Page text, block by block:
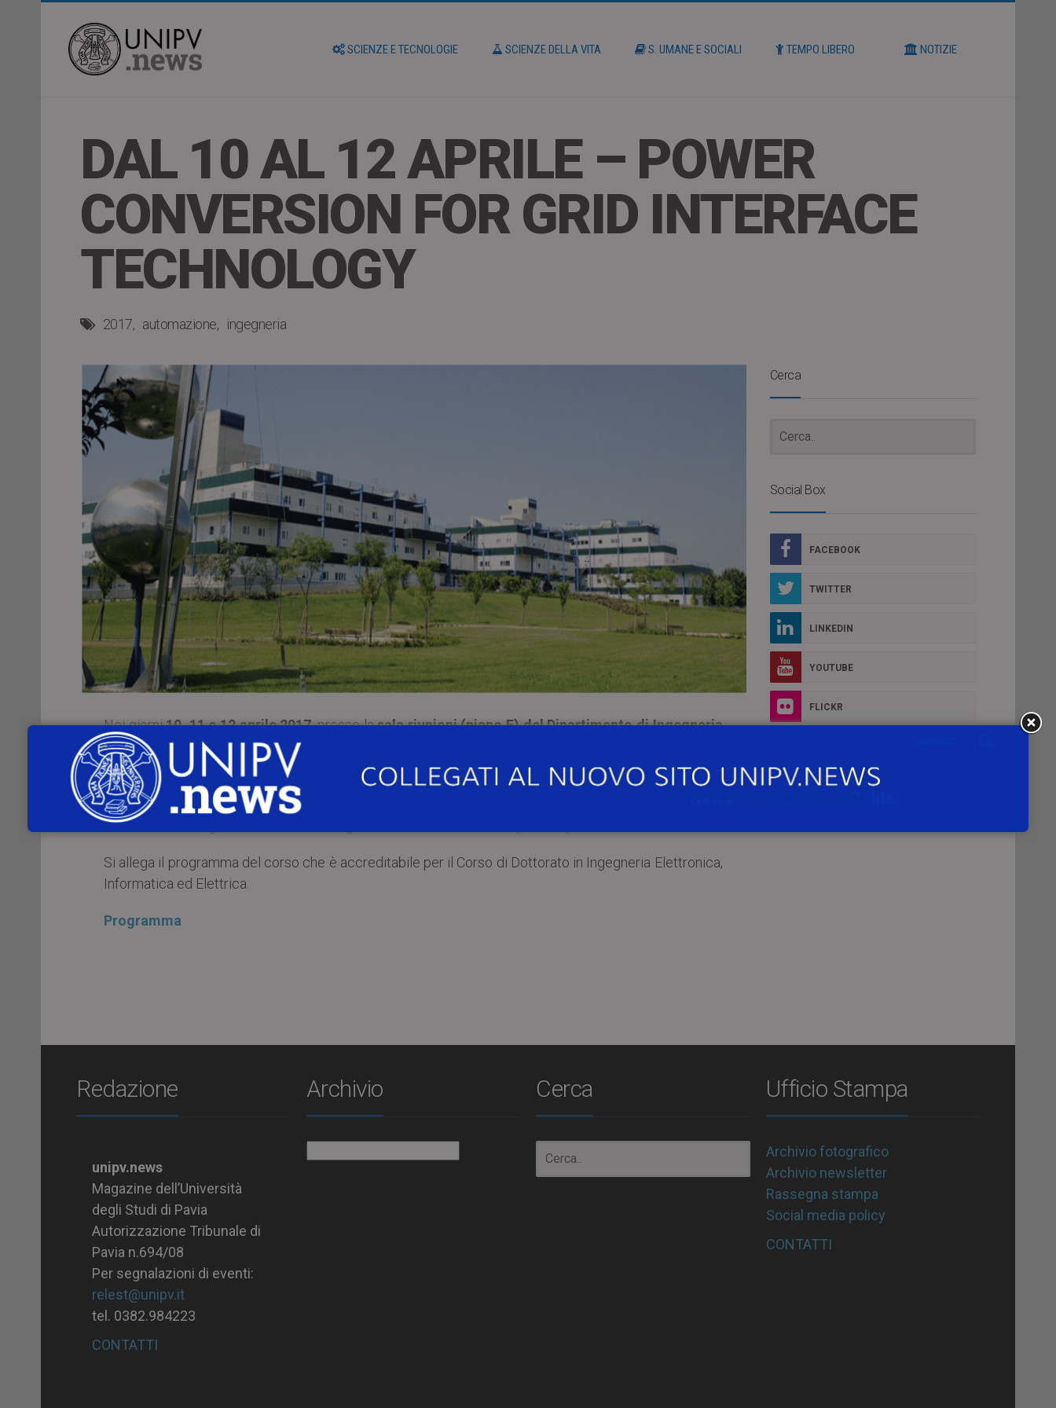
SCIENZE E TECNOLOGIE SCIENZE DELLA VITA S. UMANE E SOCIALI TEMPO LIBERO NOTIZIE
DAL 10 AL 12 APRILE – POWER
CONVERSION FOR GRID INTERFACE
TECHNOLOGY
2017 automazione ingegneria
Nei giorni10, 11 e 12 aprile 2017, presso lasala riunioni (piano E) del Dipartimento di Ingegneria
Industriale e dell’Informazione dell’Università di Pavia
della University of Nottingham terrà un corso breve dal titolo“Power Conversion for Grid Interface
Technology: topologies, control and applications”.
L’iniziativa si svolge nell’ambito dell’insegnamento di “Sistemi e Componenti per l’Automazione”.
Si allega il programma del corso che è accreditabile per il Corso di Dottorato in Ingegneria Elettronica,
Informatica ed Elettrica.
Programma
Cerca
Social Box
FACEBOOK
TWITTER
LINKEDIN
YOUTUBE
FLICKR
Redazione
unipv.news
Magazine dell’Università
degli Studi di Pavia
Autorizzazione Tribunale di
Pavia n.694/08
Per segnalazioni di eventi:
relest@unipv.it
tel. 0382.984223
CONTATTI
Archivio Cerca Ufficio Stampa
Archivio fotografico
Archivio newsletter
Rassegna stampa
Social media policy
CONTATTI